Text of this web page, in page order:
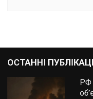
ОСТАННІ
РФ